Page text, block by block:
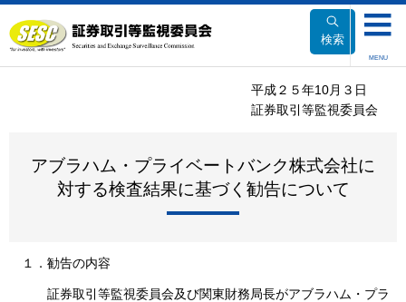
文
へ
検索
MENU
平成２５年10月３日
証券取引等監視委員会
アブラハム・プライベートバンク株式会社に
対する検査結果に基づく勧告について
１．勧告の内容
証券取引等監視委員会及び関東財務局長がアブラハム・プラ